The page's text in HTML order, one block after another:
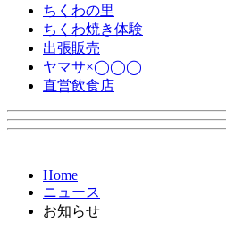
ちくわの里
ちくわ焼き体験
出張販売
ヤマサ×◯◯◯
直営飲食店
Home
ニュース
お知らせ